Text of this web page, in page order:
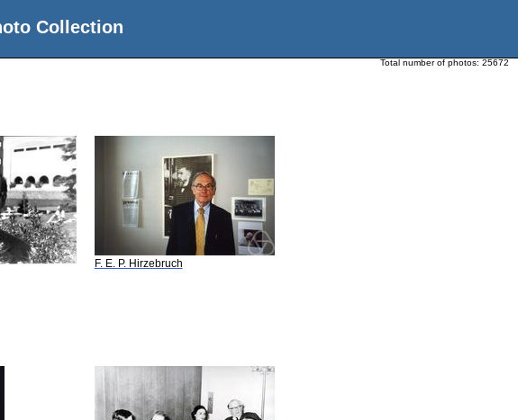
Collection
Total number of photos: 25672
F. E. P. Hirzebruch